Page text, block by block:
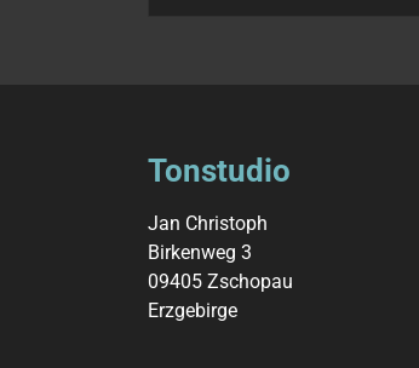
Tonstudio
Jan Christoph
Birkenweg 3
09405 Zschopau
Erzgebirge